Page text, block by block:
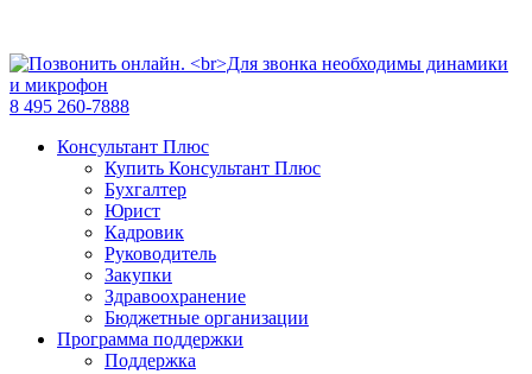
8 495 260-7888
Консультант Плюс
Купить Консультант Плюс
Бухгалтер
Юрист
Кадровик
Руководитель
Закупки
Здравоохранение
Бюджетные организации
Программа поддержки
Поддержка